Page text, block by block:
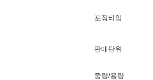
포장타입
판매단위
중량/용량